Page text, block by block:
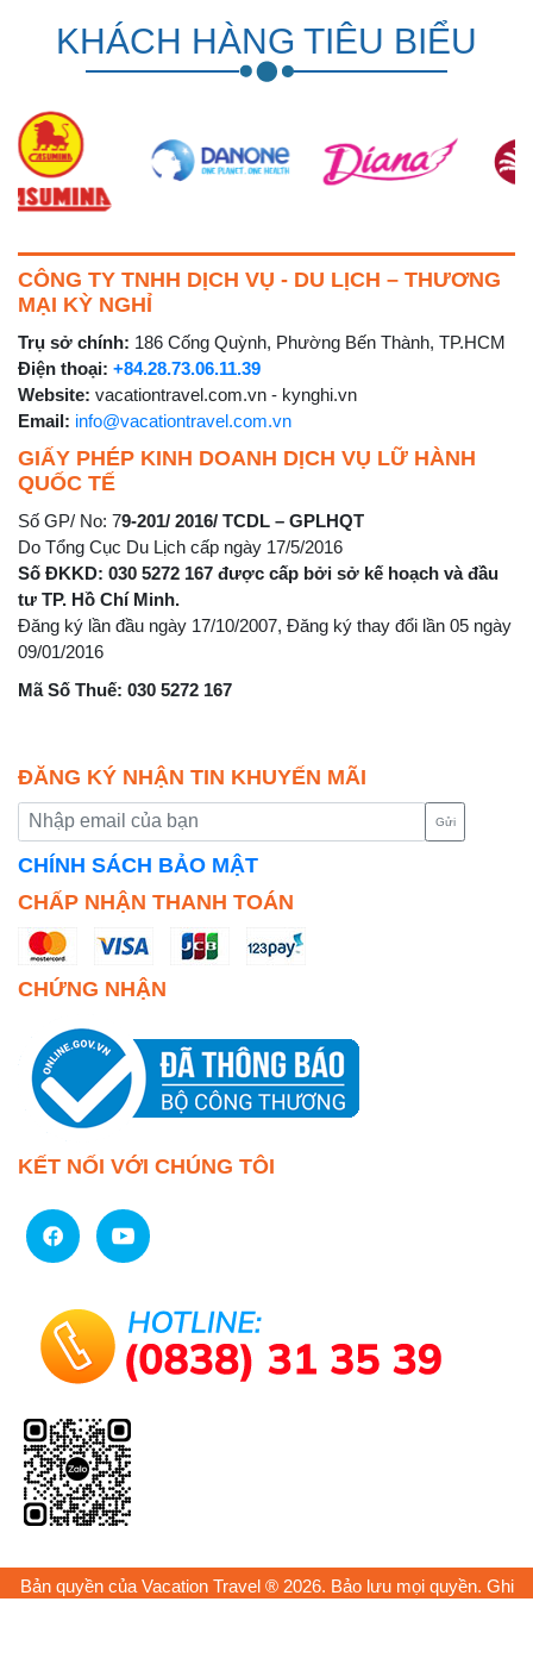
KHÁCH HÀNG TIÊU BIỂU
CÔNG TY TNHH DỊCH VỤ - DU LỊCH – THƯƠNG
MẠI KỲ NGHỈ
Trụ sở chính: 186 Cống Quỳnh, Phường Bến Thành, TP.HCM
Điện thoại: +84.28.73.06.11.39
Website: vacationtravel.com.vn - kynghi.vn
Email: info@vacationtravel.com.vn
GIẤY PHÉP KINH DOANH DỊCH VỤ LỮ HÀNH
QUỐC TẾ
Số GP/ No: 79-201/ 2016/ TCDL – GPLHQT
Do Tổng Cục Du Lịch cấp ngày 17/5/2016
Số ĐKKD: 030 5272 167 được cấp bởi sở kế hoạch và đầu
tư TP. Hồ Chí Minh.
Đăng ký lần đầu ngày 17/10/2007, Đăng ký thay đổi lần 05 ngày
09/01/2016
Mã Số Thuế: 030 5272 167
ĐĂNG KÝ NHẬN TIN KHUYẾN MÃI
Gửi
CHÍNH SÁCH BẢO MẬT
CHẤP NHẬN THANH TOÁN
CHỨNG NHẬN
KẾT NỐI VỚI CHÚNG TÔI
Bản quyền của Vacation Travel ® 2026. Bảo lưu mọi quyền. Ghi